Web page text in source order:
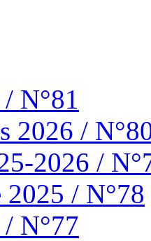
N°81
2026 /
2026 /
/ N°78
N°77